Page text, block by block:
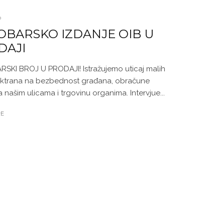
IZDANJE OIB U
BROJ U PRODAJI! Istražujemo uticaj malih
na bezbednost građana, obračune
našim ulicama i trgovinu organima. Intervjue...